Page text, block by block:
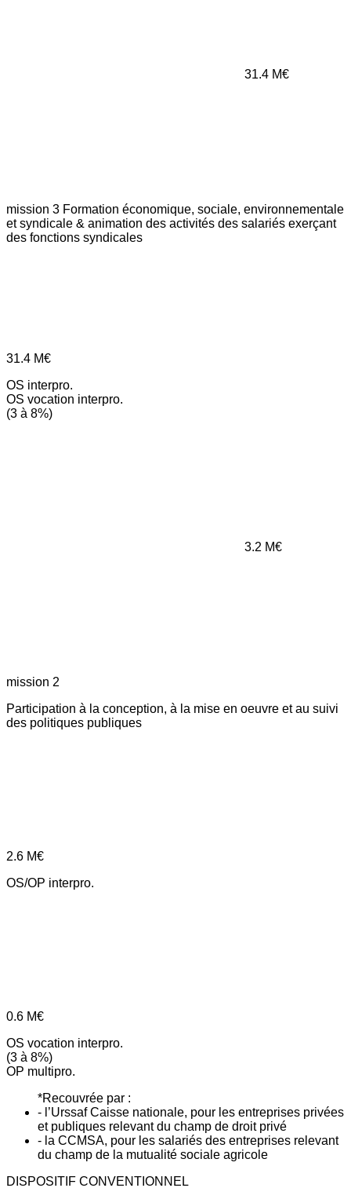
31.4 M€
mission 3 Formation économique, sociale, environnementale
et syndicale & animation des activités des salariés exerçant
des fonctions syndicales
31.4 M€
OS interpro.
OS vocation interpro.
(3 à 8%)
3.2 M€
mission 2
Participation à la conception, à la mise en oeuvre et au suivi
des politiques publiques
2.6 M€
OS/OP interpro.
0.6 M€
OS vocation interpro.
(3 à 8%)
OP multipro.
*Recouvrée par :
- l’Urssaf Caisse nationale, pour les entreprises privées
et publiques relevant du champ de droit privé
- la CCMSA, pour les salariés des entreprises relevant
du champ de la mutualité sociale agricole
DISPOSITIF CONVENTIONNEL